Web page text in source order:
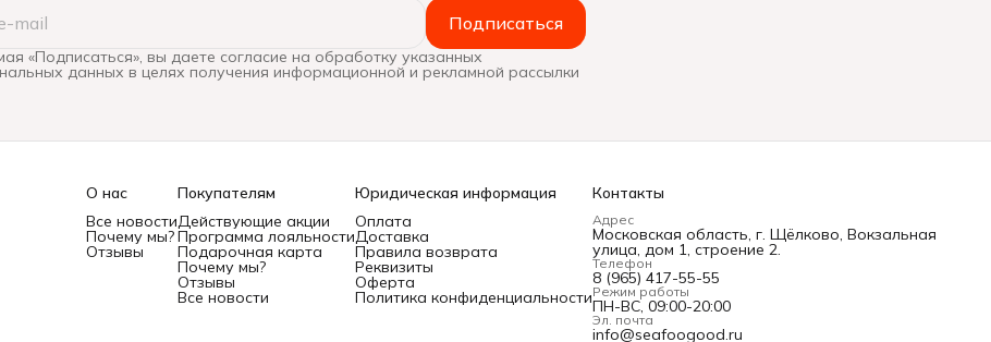
Подписаться
«Подписаться», вы даете согласие на обработку указанных
данных в целях получения информационной и рекламной рассылки
О нас
Все новости
Почему мы?
Отзывы
Покупателям
Действующие акции
Программа лояльности
Подарочная карта
Почему мы?
Отзывы
Все новости
Юридическая информация
Оплата
Доставка
Правила возврата
Реквизиты
Оферта
Политика конфиденциальности
Контакты
Адрес
Московская область, г. Щёлково, Вокзальная
улица, дом 1, строение 2.
Телефон
8 (965) 417-55-55
Режим работы
ПН-ВС, 09:00-20:00
Эл. почта
info@seafoogood.ru